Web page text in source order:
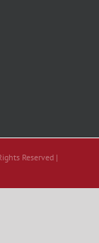
Reserved |